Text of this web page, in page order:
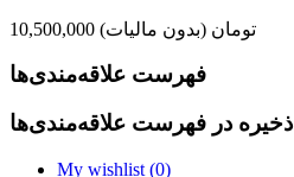
10,500,000 تومان (بدون مالیات)
فهرست علاقه‌مندی‌ها
ذخیره در فهرست علاقه‌مندی‌ها
My wishlist (0)